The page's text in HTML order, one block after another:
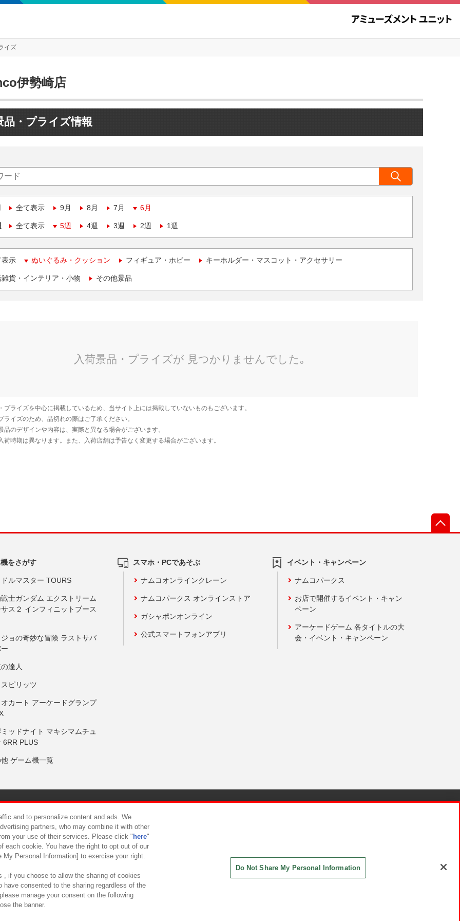
イズ
伊勢崎店
品・プライズ情報
全て表示 9月 8月 7月 6月
全て表示 5週 4週 3週 2週 1週
表示 ぬいぐるみ・クッション フィギュア・ホビー キーホルダー・マスコット・アクセサリー
貨・インテリア・小物 その他景品
をさがす
ルマスター TOURS
士ガンダム エクストリーム
ス２ インフィニットブース
ョの奇妙な冒険 ラストサバ
達人
ピリッツ
カート アーケードグランプ
ッドナイト マキシマムチュ
6RR PLUS
ゲーム機一覧
スマホ・PCであそぶ
ナムコオンラインクレーン
ナムコパークス オンラインストア
ガシャポンオンライン
公式スマートフォンアプリ
イベント・キャンペーン
ナムコパークス
お店で開催するイベント・キャン
ペーン
アーケードゲーム 各タイトルの大
会・イベント・キャンペーン
について カスタマーハラスメント対応方針
and to personalize content and ads. We
partners, who may combine it with other
your use of their services. Please click " here"
each cookie. You have the right to opt out of our
Personal Information] to exercise your right.
, if you choose to allow the sharing of cookies
have consented to the sharing regardless of the
manage your consent on the following
the banner.
Do Not Share My Personal Information